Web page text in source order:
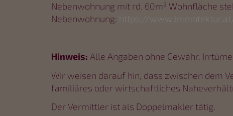
Nebenwohnung mit rd. 60m² Wohnfläche
Nebenwohnung: https://
Hinweis: Alle Angaben ohne Gewähr.
Wir weisen darauf hin, dass zwischen dem
familiäres oder wirtschaftliches
Der Vermittler ist als Doppelmakler tätig.